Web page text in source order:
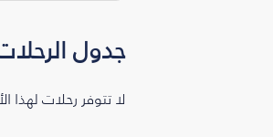
جدول
لا تتوفر رحلات لهذا